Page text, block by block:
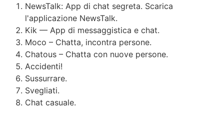
NewsTalk: App di chat segreta. Scarica
l'applicazione NewsTalk.
Kik — App di messaggistica e chat.
Moco – Chatta, incontra persone.
Chatous – Chatta con nuove persone.
Accidenti!
Sussurrare.
Svegliati.
Chat casuale.